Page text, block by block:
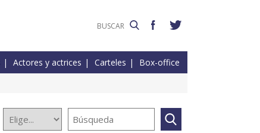
Actores y actrices Carteles Box-office